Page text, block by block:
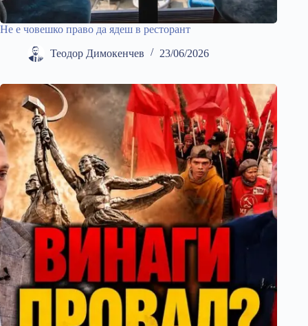
Не е човешко право да ядеш в ресторант
Теодор Димокенчев 23/06/2026